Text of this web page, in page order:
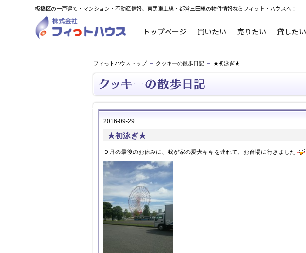
板橋区の一戸建て・マンション・不動産情報、東武東上線・都営三田線の物件情報ならフィっト・ハウスへ！
トップページ 買いたい 売りたい 貸したい
フィっトハウストップ クッキーの散歩日記 ★初泳ぎ★
2016-09-29
★初泳ぎ★
９月の最後のお休みに、我が家の愛犬キキを連れて、お台場に行きました